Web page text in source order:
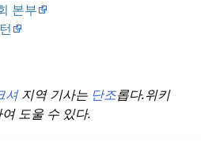
본부
셔지역 기사는 단조롭다.위키
도울 수 있다.